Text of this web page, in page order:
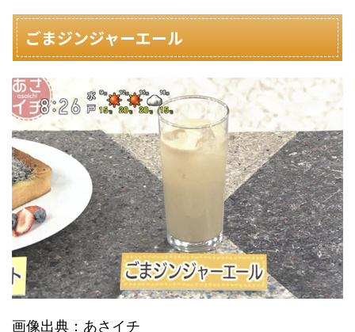
ごまジンジャーエール
画像出典：あさイチ